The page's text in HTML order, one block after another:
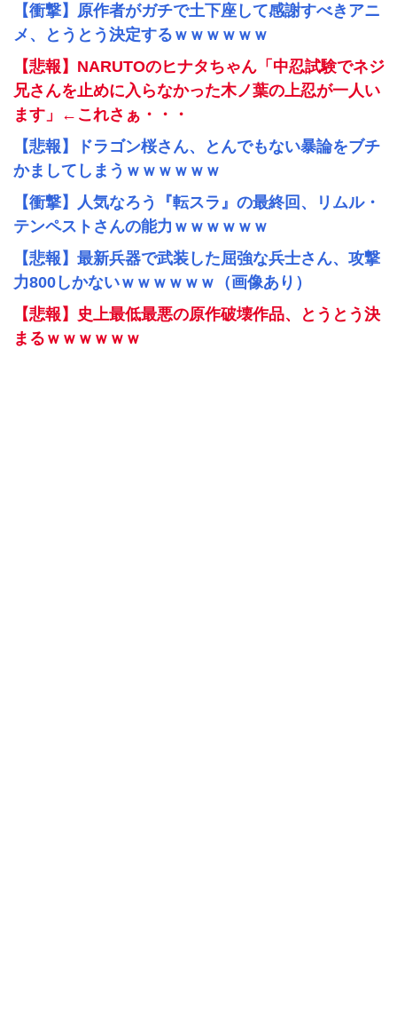
【衝撃】原作者がガチで土下座して感謝すべきアニ
メ、とうとう決定するｗｗｗｗｗｗ
【悲報】NARUTOのヒナタちゃん「中忍試験でネジ
兄さんを止めに入らなかった木ノ葉の上忍が一人い
ます」←これさぁ・・・
【悲報】ドラゴン桜さん、とんでもない暴論をブチ
かましてしまうｗｗｗｗｗｗ
【衝撃】人気なろう『転スラ』の最終回、リムル・
テンペストさんの能力ｗｗｗｗｗｗ
【悲報】最新兵器で武装した屈強な兵士さん、攻撃
力800しかないｗｗｗｗｗｗ（画像あり）
【悲報】史上最低最悪の原作破壊作品、とうとう決
まるｗｗｗｗｗｗ